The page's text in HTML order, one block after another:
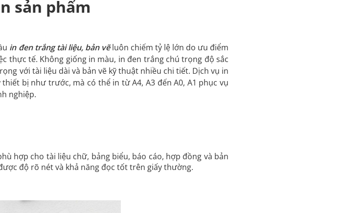
sản phẩm
in đen trắng tài liệu, bản vẽluôn chiếm tỷ lệ lớn do ưu điểm
thực tế. Không giống in màu, in đen trắng chú trọng độ sắc
với tài liệu dài và bản vẽ kỹ thuật nhiều chi tiết. Dịch vụ in
bị như trước, mà có thể in từ A4, A3 đến A0, A1 phục vụ
nghiệp.
hợp cho tài liệu chữ, bảng biểu, báo cáo, hợp đồng và bản
độ rõ nét và khả năng đọc tốt trên giấy thường.